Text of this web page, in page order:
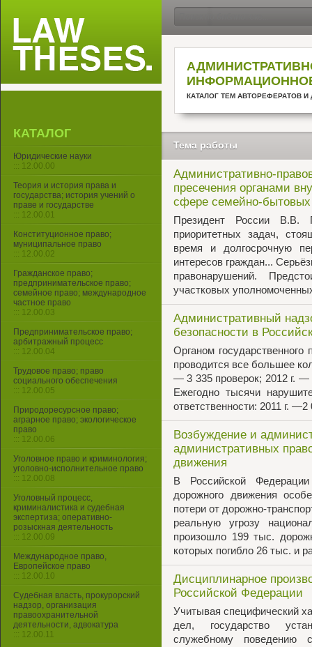
КАТАЛОГ ТЕМ АВТОРЕФЕРАТОВ
Тема работы
Административно-
пресечения органами
сфере семейно-
Президент России В.В.
приоритетных задач,
время и долгосрочную
интересов граждан...
правонарушений.
участковых
Административный
безопасности в
Органом
проводится все большее
— 3 335 проверок; 2012 г. —
Ежегодно тысячи
ответственности: 2011 г.
Возбуждение и
административных
движения
В Российской
дорожного движения
потери от дорожно-
реальную угрозу
произошло 199 тыс.
которых погибло 26 тыс. и
Дисциплинарное
Российской Федерации
Учитывая специфический
дел, государство
служебному поведению
КАТАЛОГ
Юридические науки
::: 12.00.00
Теория и история права и
государства; история учений о
праве и государстве
::: 12.00.01
Конституционное право;
муниципальное право
::: 12.00.02
Гражданское право;
предпринимательское право;
семейное право; международное
частное право
::: 12.00.03
Предпринимательское право;
арбитражный процесс
::: 12.00.04
Трудовое право; право
социального обеспечения
::: 12.00.05
Природоресурсное право;
аграрное право; экологическое
право
::: 12.00.06
Уголовное право и криминология;
уголовно-исполнительное право
::: 12.00.08
Уголовный процесс,
криминалистика и судебная
экспертиза; оперативно-
розыскная деятельность
::: 12.00.09
Международное право,
Европейское право
::: 12.00.10
Судебная власть, прокурорский
надзор, организация
правоохранительной
деятельности, адвокатура
::: 12.00.11